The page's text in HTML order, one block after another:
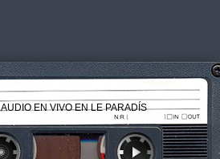
AUDIO EN VIVO EN LE PARADÍS